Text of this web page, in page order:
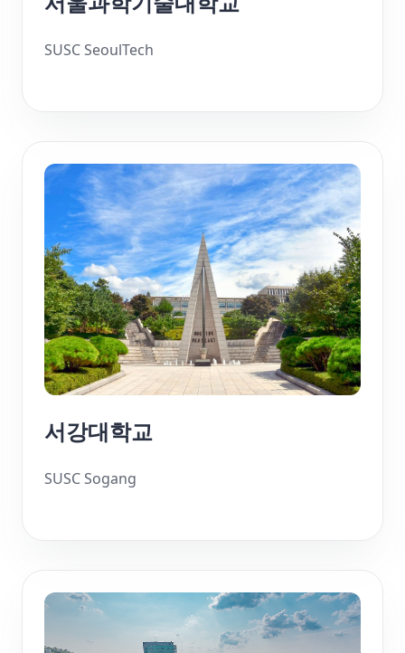
SUSC SeoulTech
서강대학교
SUSC Sogang